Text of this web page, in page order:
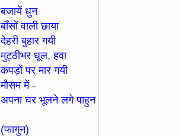
बजायें धुन
बाँसों वाली छाया
देहरी बुहार गयी
मुट्ठीभर धूल, हवा
कपड़ों पर मार गयी
मौसम में -
अपना घर भूलने लगे पाहुन
(फागुन)